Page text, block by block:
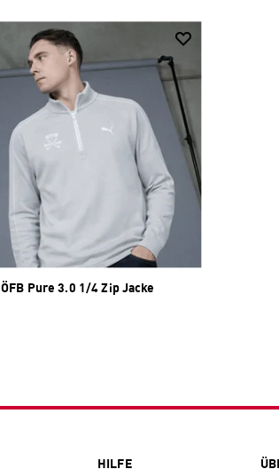
ÖFB Pure 3.0 1/4 Zip Jacke
HILFE